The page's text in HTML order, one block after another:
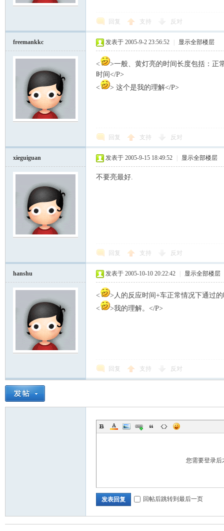
回复 支持 反对
freemankkc 发表于 2005-9-2 23:56:52 显示全部楼层
<
>一般、黄灯亮的时间长度包括：正
时间</P>
<
> 这个是我的理解</P>
回复 支持 反对
xieguiguan 发表于 2005-9-15 18:49:52 显示全部楼层
不要亮最好.
回复 支持 反对
hanshu 发表于 2005-10-10 20:22:42 显示全部楼层
<
>人的反应时间+车正常情况下通过
<
>我的理解。</P>
回复 支持 反对
您需要登录
发表回复 回帖后跳转到最后一页